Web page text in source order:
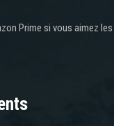
Prime si vous aimez